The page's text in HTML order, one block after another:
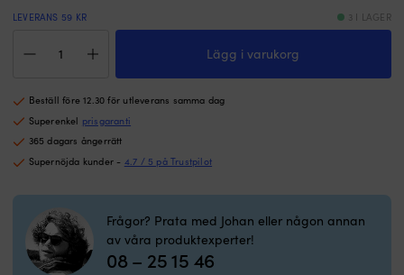
LEVERANS 59 KR 3 I LAGER
till
rattpump
för
TL2-
pumpar
mängd
Lägg i varukorg
Beställ före 12.30 för utleverans samma dag
Superenkel prisgaranti
365 dagars ångerrätt
Supernöjda kunder - 4.7 / 5 på Trustpilot
Frågor? Prata med Johan eller någon annan
av våra produktexperter!
08 – 25 15 46